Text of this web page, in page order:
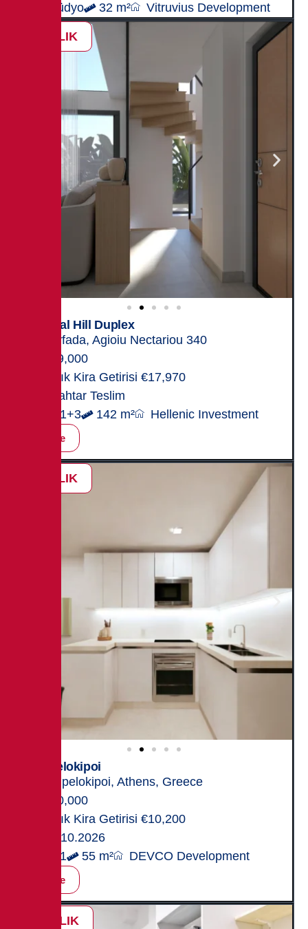
Stüdyo 32 m² Vitruvius Development
Crystal Hill Duplex
Glyfada, Agioiu Nectariou 340
599,000
Yıllık Kira Getirisi €17,970
Anahtar Teslim
SATILIK
3+1+3 142 m² Hellenic Investment
İncele
Ampelokipoi
Ampelokipoi, Athens, Greece
280,000
Yıllık Kira Getirisi €10,200
31.10.2026
SATILIK
1+1 55 m² DEVCO Development
İncele
SATILIK